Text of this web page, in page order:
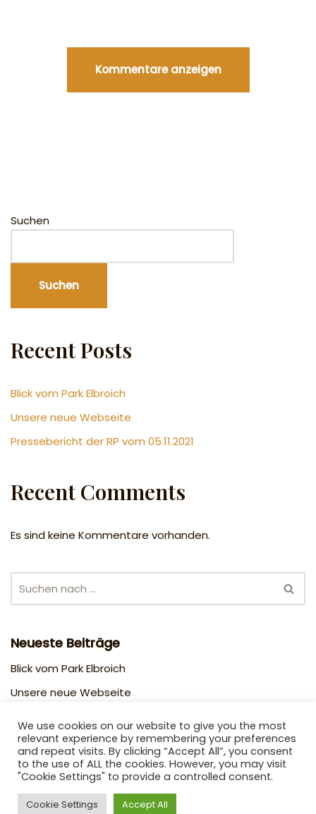
Kommentare anzeigen
Suchen
Suchen
Recent Posts
Blick vom Park Elbroich
Unsere neue Webseite
Pressebericht der RP vom 05.11.2021
Recent Comments
Es sind keine Kommentare vorhanden.
Neueste Beiträge
Blick vom Park Elbroich
Unsere neue Webseite
Neueste Kommentare
We use cookies on our website to give you the most
relevant experience by remembering your preferences
and repeat visits. By clicking “Accept All”, you consent
to the use of ALL the cookies. However, you may visit
"Cookie Settings" to provide a controlled consent.
Cookie Settings Accept All